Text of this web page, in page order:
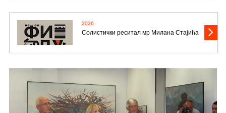
2026
Солистички реситал мр Милана Стајића